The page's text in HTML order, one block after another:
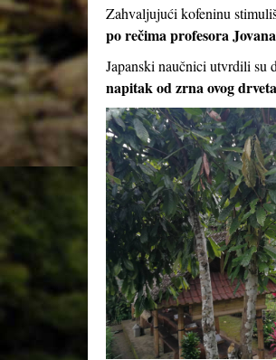
Zahvaljujući kofeninu
po rečima profesora
Japanski naučnici utvrdili su
napitak od zrna ovog